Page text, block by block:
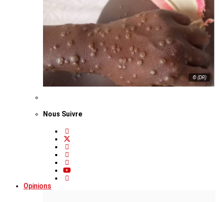
© (DR)
Nous Suivre
Opinions